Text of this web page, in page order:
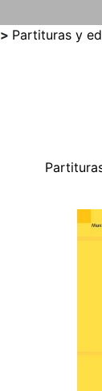
> Partituras y